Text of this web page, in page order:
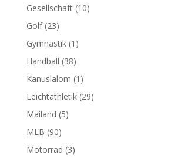
Gesellschaft(10)
Golf(23)
Gymnastik(1)
Handball (38)
Kanuslalom (1)
Leichtathletik(29)
Mailand (5)
MLB (90)
Motorrad (3)